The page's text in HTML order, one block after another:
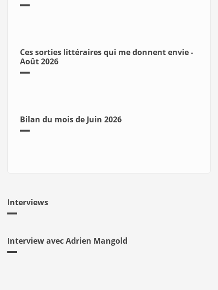
Ces sorties littéraires qui me donnent envie -
Août 2026
Bilan du mois de Juin 2026
Interviews
Interview avec Adrien Mangold